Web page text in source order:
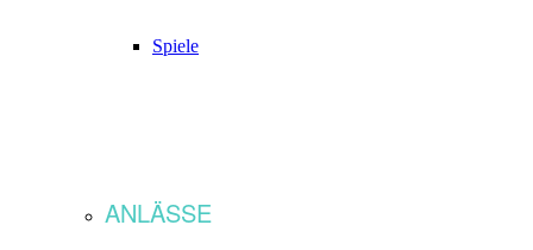
Spiele
ANLÄSSE